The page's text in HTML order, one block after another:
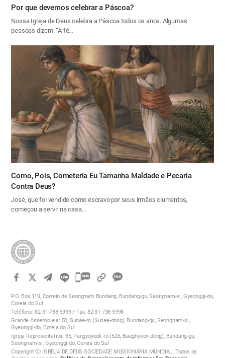
Por que devemos celebrar a Páscoa?
Nossa Igreja de Deus celebra a Páscoa todos os anos. Algumas
pessoas dizem: “A fé…
Como, Pois, Cometeria Eu Tamanha Maldade e Pecaria
Contra Deus?
José, que foi vendido como escravo por seus irmãos ciumentos,
começou a servir na casa…
카
오
톡
공
유
하
P.O. Box 119, Correio de Seongnam Bundang, Bundang-gu, Seongnam-si, Gyeonggi-do,
Coreia do Sul
Teléfono: 82-31-738-5999 / Fax: 82-31-738-5998
Grande Assembleia: 50, Sunae-ro (Sunae-dong), Bundang-gu, Seongnam-si,
Gyeonggi-do, Coreia do Sul
Igreja Representativa: 35, Pangyoyeok-ro (526, Baeghyeon-dong), Bundang-gu,
Seongnam-si, Gyeonggi-do, Coreia do Sul
Copyright ⓒ IGREJA DE DEUS SOCIEDADE MISSIONÁRIA MUNDIAL. Todos os